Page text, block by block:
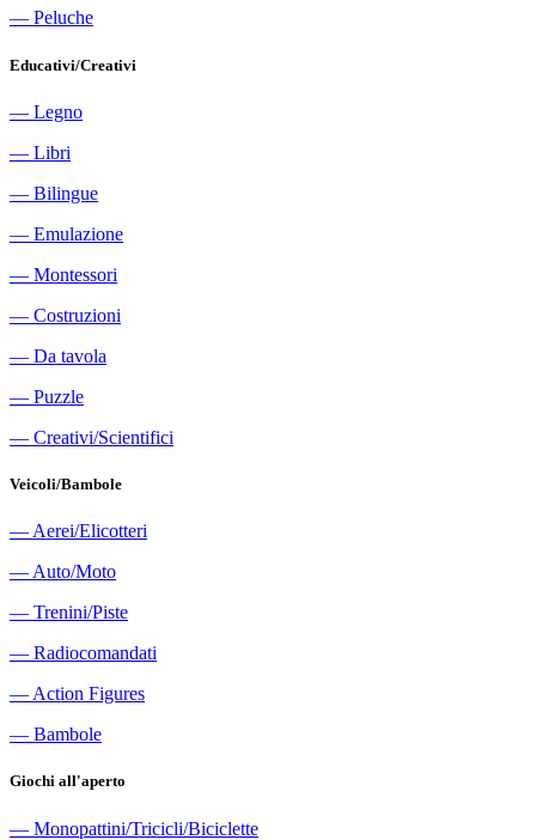
― Peluche
Educativi/Creativi
― Legno
― Libri
― Bilingue
― Emulazione
― Montessori
― Costruzioni
― Da tavola
― Puzzle
― Creativi/Scientifici
Veicoli/Bambole
― Aerei/Elicotteri
― Auto/Moto
― Trenini/Piste
― Radiocomandati
― Action Figures
― Bambole
Giochi all'aperto
― Monopattini/Tricicli/Biciclette